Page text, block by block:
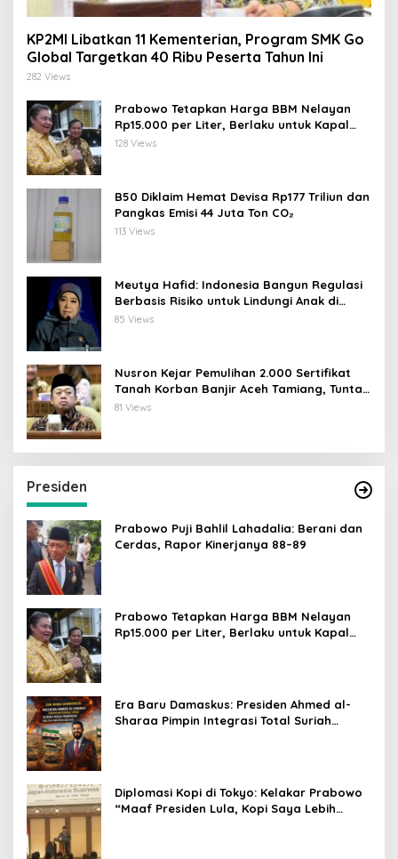
KP2MI Libatkan 11 Kementerian, Program SMK Go
Global Targetkan 40 Ribu Peserta Tahun Ini
282 Views
Prabowo Tetapkan Harga BBM Nelayan
Rp15.000 per Liter, Berlaku untuk Kapal
30-200 GT
128 Views
B50 Diklaim Hemat Devisa Rp177 Triliun dan
Pangkas Emisi 44 Juta Ton CO₂
113 Views
Meutya Hafid: Indonesia Bangun Regulasi
Berbasis Risiko untuk Lindungi Anak di
Dunia Digital
85 Views
Nusron Kejar Pemulihan 2.000 Sertifikat
Tanah Korban Banjir Aceh Tamiang, Tuntas
Desember 2026
81 Views
Presiden
Prabowo Puji Bahlil Lahadalia: Berani dan
Cerdas, Rapor Kinerjanya 88–89
Prabowo Tetapkan Harga BBM Nelayan
Rp15.000 per Liter, Berlaku untuk Kapal
Era Baru Damaskus: Presiden Ahmed al-
Sharaa Pimpin Integrasi Total Suriah
Diplomasi Kopi di Tokyo: Kelakar Prabowo
“Maaf Presiden Lula, Kopi Saya Lebih